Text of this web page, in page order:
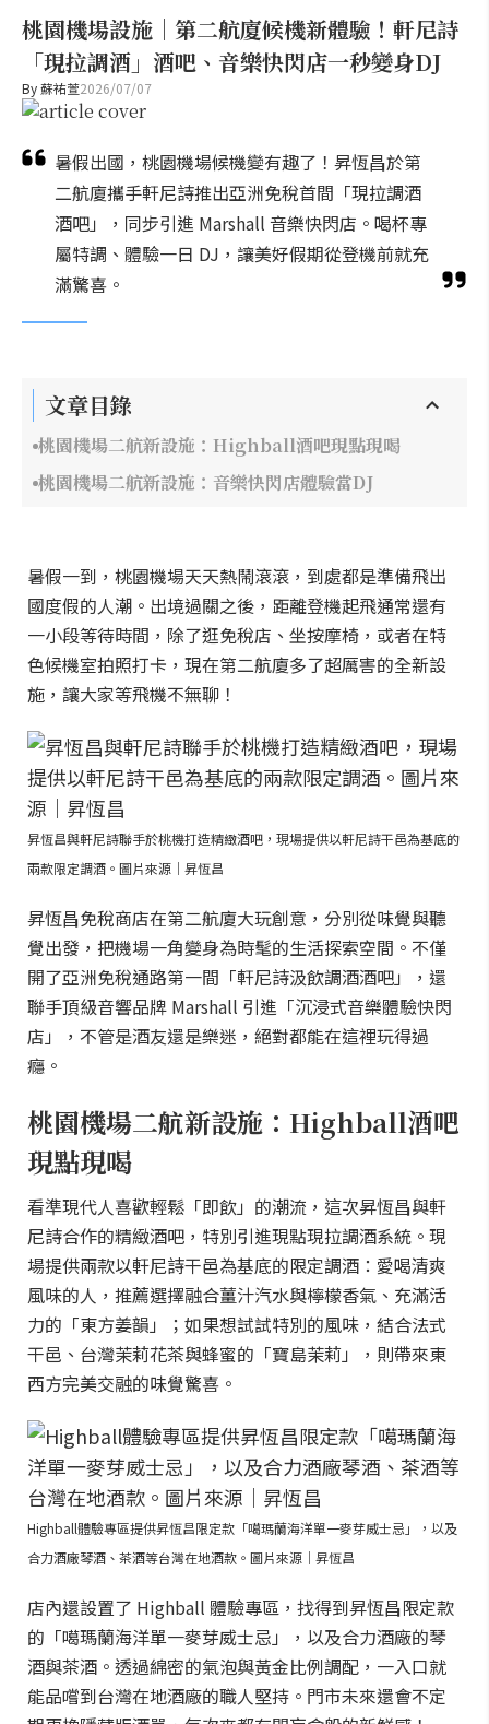
桃園機場設施｜第二航廈候機新體驗！軒尼詩
「現拉調酒」酒吧、音樂快閃店一秒變身DJ
By蘇祐萱2026/07/07
暑假出國，桃園機場候機變有趣了！昇恆昌於第
二航廈攜手軒尼詩推出亞洲免稅首間「現拉調酒
酒吧」，同步引進 Marshall 音樂快閃店。喝杯專
屬特調、體驗一日 DJ，讓美好假期從登機前就充
滿驚喜。
文章目錄
桃園機場二航新設施：Highball酒吧現點現喝
桃園機場二航新設施：音樂快閃店體驗當DJ
暑假一到，桃園機場天天熱鬧滾滾，到處都是準備飛出
國度假的人潮。出境過關之後，距離登機起飛通常還有
一小段等待時間，除了逛免稅店、坐按摩椅，或者在特
色候機室拍照打卡，現在第二航廈多了超厲害的全新設
施，讓大家等飛機不無聊！
昇恆昌與軒尼詩聯手於桃機打造精緻酒吧，現場提供以軒尼詩干邑為基底的
兩款限定調酒。圖片來源｜昇恆昌
昇恆昌免稅商店在第二航廈大玩創意，分別從味覺與聽
覺出發，把機場一角變身為時髦的生活探索空間。不僅
開了亞洲免稅通路第一間「軒尼詩汲飲調酒酒吧」，還
聯手頂級音響品牌 Marshall 引進「沉浸式音樂體驗快閃
店」，不管是酒友還是樂迷，絕對都能在這裡玩得過
癮。
桃園機場二航新設施：Highball酒吧
現點現喝
看準現代人喜歡輕鬆「即飲」的潮流，這次昇恆昌與軒
尼詩合作的精緻酒吧，特別引進現點現拉調酒系統。現
場提供兩款以軒尼詩干邑為基底的限定調酒：愛喝清爽
風味的人，推薦選擇融合薑汁汽水與檸檬香氣、充滿活
力的「東方姜韻」；如果想試試特別的風味，結合法式
干邑、台灣茉莉花茶與蜂蜜的「寶島茉莉」，則帶來東
西方完美交融的味覺驚喜。
Highball體驗專區提供昇恆昌限定款「噶瑪蘭海洋單一麥芽威士忌」，以及
合力酒廠琴酒、茶酒等台灣在地酒款。圖片來源｜昇恆昌
店內還設置了 Highball 體驗專區，找得到昇恆昌限定款
的「噶瑪蘭海洋單一麥芽威士忌」，以及合力酒廠的琴
酒與茶酒。透過綿密的氣泡與黃金比例調配，一入口就
能品嚐到台灣在地酒廠的職人堅持。門市未來還會不定